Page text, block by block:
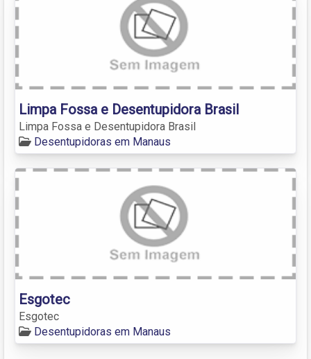
Limpa Fossa e Desentupidora Brasil
Limpa Fossa e Desentupidora Brasil
Desentupidoras em Manaus
Esgotec
Esgotec
Desentupidoras em Manaus